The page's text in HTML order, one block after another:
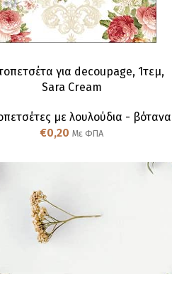
για decoupage, 1τεμ,
Sara Cream
με λουλούδια - βότανα
€0,20 Με ΦΠΑ